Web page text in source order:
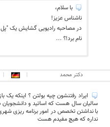
با سلام،
ناشناس عزیز!
در مصاحبه رادیویی گشایش یک "پل
نام برد!؟ ...
دکتر محمد |
|
ایراد رفتنشون چیه بولتن ؟ اینکه
سالیان سال هست که اساتید و دانشجویان
با نداشتن تخصص در امور برنامه ریزی
نداره که هیچ مفیدم هست